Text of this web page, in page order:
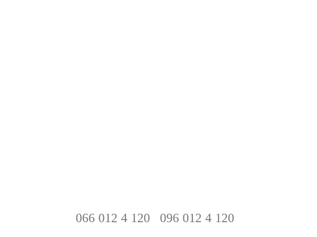
066 012 4 120 096 012 4 120